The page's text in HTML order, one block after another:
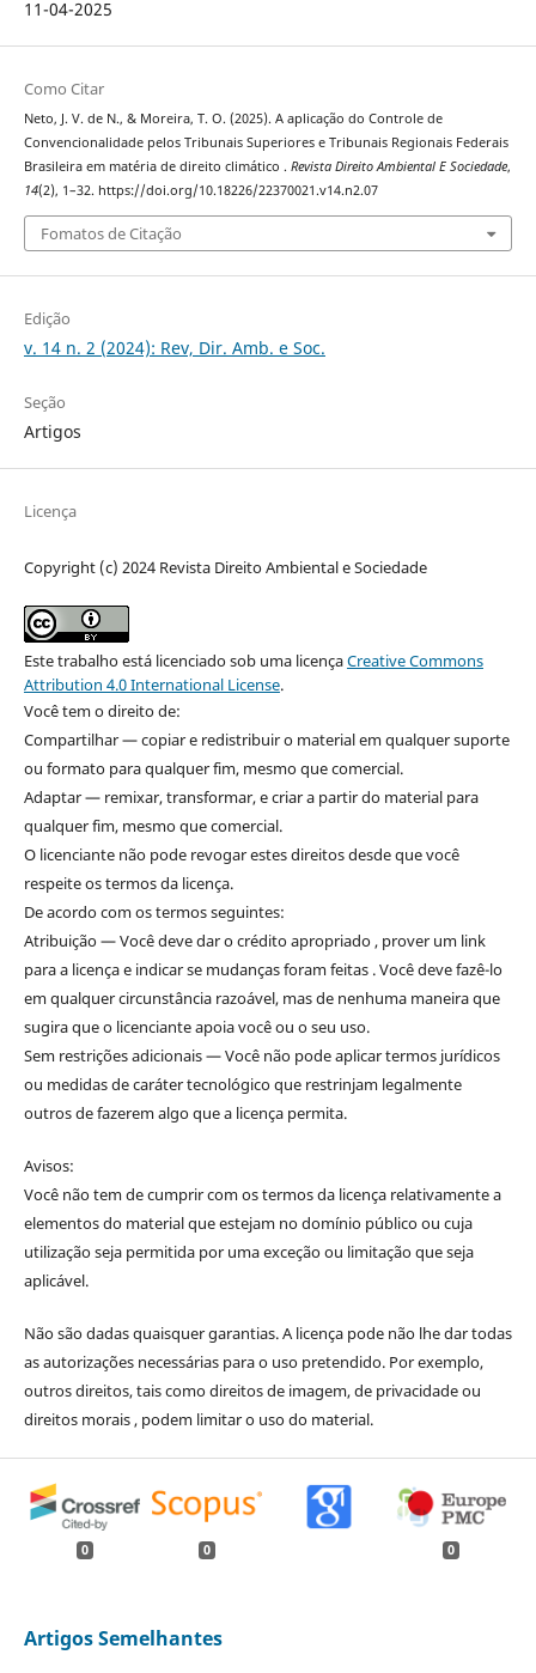
11-04-2025
Como Citar
Neto, J. V. de N., & Moreira, T. O. (2025). A aplicação do Controle de
Convencionalidade pelos Tribunais Superiores e Tribunais Regionais Federais
Brasileira em matéria de direito climático . Revista Direito Ambiental E Sociedade,
14(2), 1–32. https://doi.org/10.18226/22370021.v14.n2.07
Fomatos de Citação
Edição
v. 14 n. 2 (2024): Rev, Dir. Amb. e Soc.
Seção
Artigos
Licença
Copyright (c) 2024 Revista Direito Ambiental e Sociedade
Este trabalho está licenciado sob uma licençaCreative Commons
Attribution 4.0 International License.
Você tem o direito de:
Compartilhar — copiar e redistribuir o material em qualquer suporte
ou formato para qualquer fim, mesmo que comercial.
Adaptar — remixar, transformar, e criar a partir do material para
qualquer fim, mesmo que comercial.
O licenciante não pode revogar estes direitos desde que você
respeite os termos da licença.
De acordo com os termos seguintes:
Atribuição — Você deve dar o crédito apropriado , prover um link
para a licença e indicar se mudanças foram feitas . Você deve fazê-lo
em qualquer circunstância razoável, mas de nenhuma maneira que
sugira que o licenciante apoia você ou o seu uso.
Sem restrições adicionais — Você não pode aplicar termos jurídicos
ou medidas de caráter tecnológico que restrinjam legalmente
outros de fazerem algo que a licença permita.
Avisos:
Você não tem de cumprir com os termos da licença relativamente a
elementos do material que estejam no domínio público ou cuja
utilização seja permitida por uma exceção ou limitação que seja
aplicável.
Não são dadas quaisquer garantias. A licença pode não lhe dar todas
as autorizações necessárias para o uso pretendido. Por exemplo,
outros direitos, tais como direitos de imagem, de privacidade ou
direitos morais , podem limitar o uso do material.
0 0 0
Artigos Semelhantes